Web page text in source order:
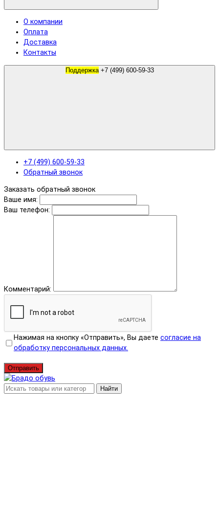
О компании
Оплата
Доставка
Контакты
Поддержка +7 (499) 600-59-33
+7 (499) 600-59-33
Обратный звонок
Заказать обратный звонок
Ваше имя:
Ваш телефон:
Комментарий:
Нажимая на кнопку «Отправить», Вы даете согласие на
обработку персональных данных.
Отправить
Найти